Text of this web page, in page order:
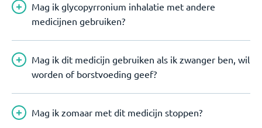
Mag ik glycopyrronium inhalatie met andere
medicijnen gebruiken?
Mag ik dit medicijn gebruiken als ik zwanger ben, wil
worden of borstvoeding geef?
Mag ik zomaar met dit medicijn stoppen?